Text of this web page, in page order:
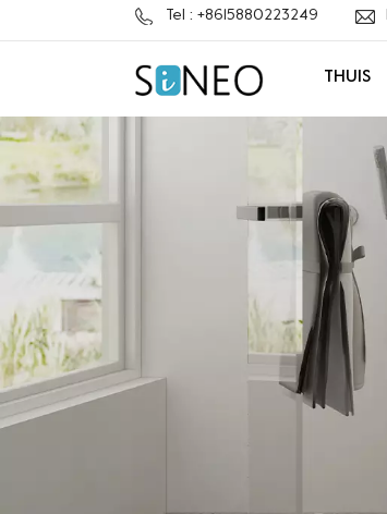
Tel : +8615880223249
THUIS